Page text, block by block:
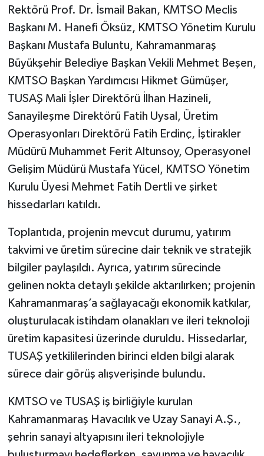
Rektörü Prof. Dr. İsmail Bakan, KMTSO Meclis
Başkanı M. Hanefi Öksüz, KMTSO Yönetim Kurulu
Başkanı Mustafa Buluntu, Kahramanmaraş
Büyükşehir Belediye Başkan Vekili Mehmet Beşen,
KMTSO Başkan Yardımcısı Hikmet Gümüşer,
TUSAŞ Mali İşler Direktörü İlhan Hazineli,
Sanayileşme Direktörü Fatih Uysal, Üretim
Operasyonları Direktörü Fatih Erdinç, İştirakler
Müdürü Muhammet Ferit Altunsoy, Operasyonel
Gelişim Müdürü Mustafa Yücel, KMTSO Yönetim
Kurulu Üyesi Mehmet Fatih Dertli ve şirket
hissedarları katıldı.
Toplantıda, projenin mevcut durumu, yatırım
takvimi ve üretim sürecine dair teknik ve stratejik
bilgiler paylaşıldı. Ayrıca, yatırım sürecinde
gelinen nokta detaylı şekilde aktarılırken; projenin
Kahramanmaraş’a sağlayacağı ekonomik katkılar,
oluşturulacak istihdam olanakları ve ileri teknoloji
üretim kapasitesi üzerinde duruldu. Hissedarlar,
TUSAŞ yetkililerinden birinci elden bilgi alarak
sürece dair görüş alışverişinde bulundu.
KMTSO ve TUSAŞ iş birliğiyle kurulan
Kahramanmaraş Havacılık ve Uzay Sanayi A.Ş.,
şehrin sanayi altyapısını ileri teknolojiyle